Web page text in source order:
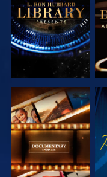
ENTDECKEN
SERIE
ENTDECKEN